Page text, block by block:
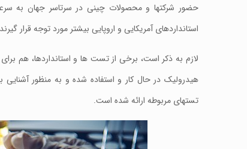
حضور شرکتها و محصولات چینی در سرتاسر جهان به سرعت
استانداردهای آمریکایی و اروپایی بیشتر مورد توجه قرار
لازم به ذکر است، برخی از تست ها و استانداردها، هم
هیدرولیک در حال کار و استفاده شده و به منظور آشنایی
تستهای مربوطه ارائه شده است.